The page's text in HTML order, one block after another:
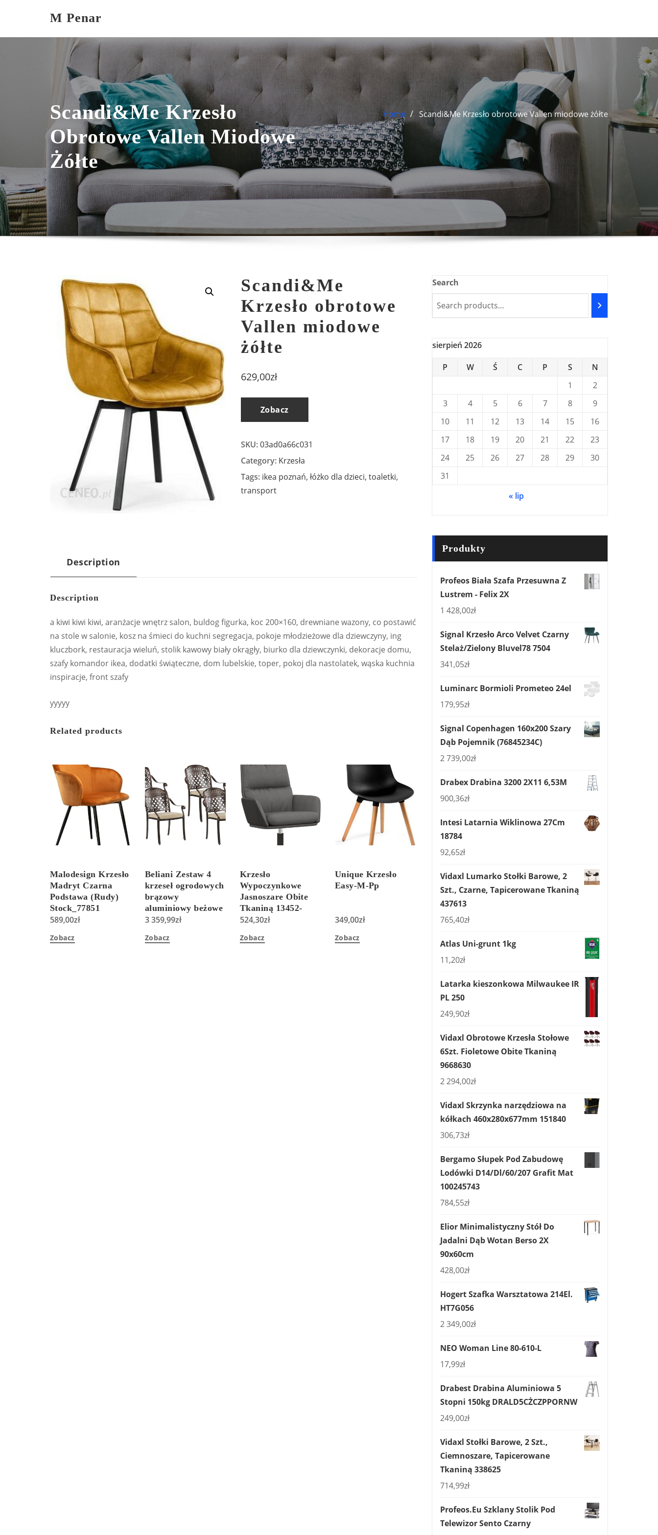
M Penar
Scandi&Me Krzesło
Obrotowe Vallen Miodowe
Żółte
Home Scandi&Me Krzesło obrotowe Vallen miodowe żółte
Scandi&Me
Krzesło obrotowe
Vallen miodowe
żółte
629,00zł
Zobacz
SKU:03ad0a66c031
Category: Krzesła
Tags: ikea poznań, łóżko dla dzieci, toaletki,
transport
Description
Description
a kiwi kiwi kiwi, aranżacje wnętrz salon, buldog figurka, koc 200×160, drewniane wazony, co postawić
na stole w salonie, kosz na śmieci do kuchni segregacja, pokoje młodzieżowe dla dziewczyny, ing
kluczbork, restauracja wieluń, stolik kawowy biały okrągły, biurko dla dziewczynki, dekoracje domu,
szafy komandor ikea, dodatki świąteczne, dom lubelskie, toper, pokoj dla nastolatek, wąska kuchnia
inspiracje, front szafy
yyyyy
Related products
Malodesign Krzesło
Madryt Czarna
Podstawa (Rudy)
Stock_77851
589,00zł
Zobacz
Beliani Zestaw 4
krzeseł ogrodowych
brązowy
aluminiowy beżowe
poduchy vintage
3 359,99zł
Zobacz
Krzesło
Wypoczynkowe
Jasnoszare Obite
Tkaniną 13452-
341148
524,30zł
Zobacz
Unique Krzesło
Easy-M-Pp
349,00zł
Zobacz
Search
sierpień 2026
P W Ś C P S
N
1
2
3
4 5 6 7 8
9
10
11 12 13 14 15
16
17
18 19 20 21 22
23
24
25 26 27 28 29
30
31
« lip
Produkty
Profeos Biała Szafa Przesuwna Z
Lustrem - Felix 2X
1 428,00zł
Signal Krzesło Arco Velvet Czarny
Stelaż/Zielony Bluvel78 7504
341,05zł
Luminarc Bormioli Prometeo 24el
179,95zł
Signal Copenhagen 160x200 Szary
Dąb Pojemnik (76845234C)
2 739,00zł
Drabex Drabina 3200 2X11 6,53M
900,36zł
Intesi Latarnia Wiklinowa 27Cm
18784
92,65zł
Vidaxl Lumarko Stołki Barowe, 2
Szt., Czarne, Tapicerowane Tkaniną
437613
765,40zł
Atlas Uni-grunt 1kg
11,20zł
Latarka kieszonkowa Milwaukee IR
PL 250
249,90zł
Vidaxl Obrotowe Krzesła Stołowe
6Szt. Fioletowe Obite Tkaniną
9668630
2 294,00zł
Vidaxl Skrzynka narzędziowa na
kółkach 460x280x677mm 151840
306,73zł
Bergamo Słupek Pod Zabudowę
Lodówki D14/Dl/60/207 Grafit Mat
100245743
784,55zł
Elior Minimalistyczny Stół Do
Jadalni Dąb Wotan Berso 2X
90x60cm
428,00zł
Hogert Szafka Warsztatowa 214El.
HT7G056
2 349,00zł
NEO Woman Line 80-610-L
17,99zł
Drabest Drabina Aluminiowa 5
Stopni 150kg DRALD5CŻCZPPORNW
249,00zł
Vidaxl Stołki Barowe, 2 Szt.,
Ciemnoszare, Tapicerowane
Tkaniną 338625
714,99zł
Profeos.Eu Szklany Stolik Pod
Telewizor Sento Czarny